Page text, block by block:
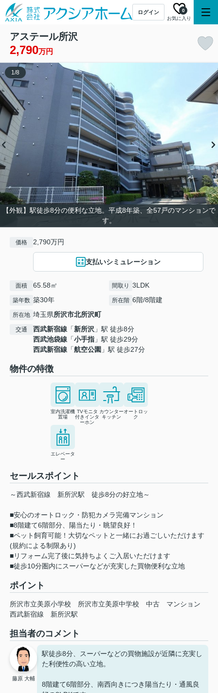
ログイン
お気に入り
0
アステール所沢
2,790万円
【外観】駅徒歩8分の便利な立地。平成8年築、全57戸のマンションで
す。
1/8
価格 2,790万円
支払いシミュレーション
面積 65.58㎡ 間取り 3LDK
築年数 築30年 所在階 6階/8階建
所在地 埼玉県所沢市北所沢町
交通 西武新宿線 「新所沢 」駅 徒歩8分
西武池袋線 「小手指 」駅 徒歩29分
西武新宿線 「航空公園 」駅 徒歩27分
物件の特徴
室内洗濯機
置場
TVモニタ
付きインタ
ーホン
カウンター
キッチン
オートロッ
ク
エレベータ
ー
セールスポイント
～西武新宿線 新所沢駅 徒歩8分の好立地～
■安心のオートロック・防犯カメラ完備マンション
■8階建て6階部分、陽当たり・眺望良好！
■ペット飼育可能！大切なペットと一緒にお過ごしいただけます
(規約による制限あり)
■リフォーム完了後に気持ちよくご入居いただけます
■徒歩10分圏内にスーパーなどが充実した買物便利な立地
ポイント
所沢市立美原小学校 所沢市立美原中学校 中古
マンション
西武新宿線
新所沢駅
担当者のコメント
藤原 大輔
駅徒歩8分、スーパーなどの買物施設が近隣に充実し
た利便性の高い立地。
8階建て6階部分、南西向きにつき陽当たり・通風良